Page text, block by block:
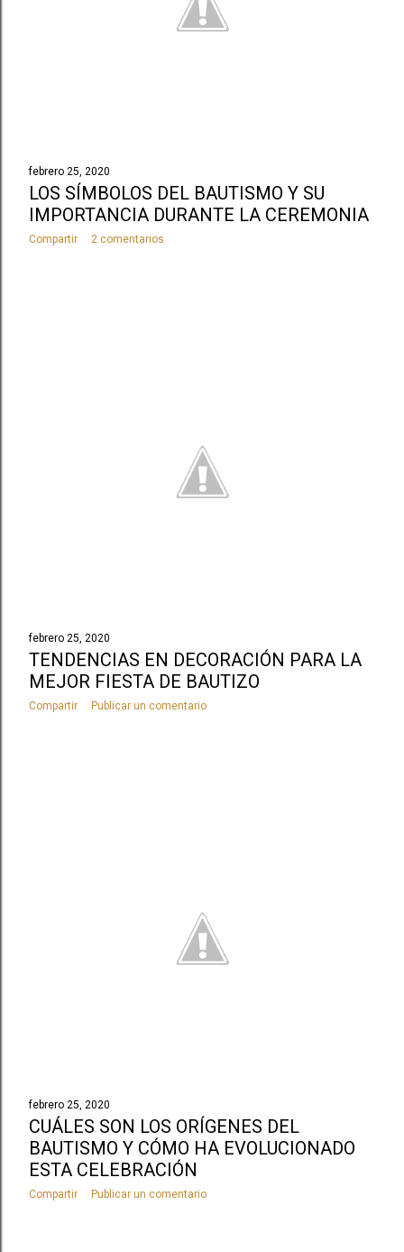
febrero 25, 2020
LOS SÍMBOLOS DEL BAUTISMO Y SU
IMPORTANCIA DURANTE LA CEREMONIA
Compartir 2 comentarios
febrero 25, 2020
TENDENCIAS EN DECORACIÓN PARA LA
MEJOR FIESTA DE BAUTIZO
Compartir Publicar un comentario
febrero 25, 2020
CUÁLES SON LOS ORÍGENES DEL
BAUTISMO Y CÓMO HA EVOLUCIONADO
ESTA CELEBRACIÓN
Compartir Publicar un comentario